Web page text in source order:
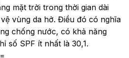
mặt trời trong thời gian dài
vùng da hở. Điều đó có nghĩa
chống nước, có khả năng
số SPF ít nhất là 30,1.